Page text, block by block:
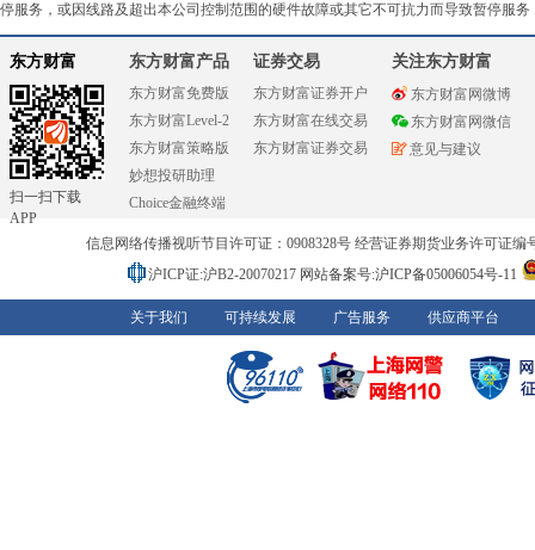
停服务，或因线路及超出本公司控制范围的硬件故障或其它不可抗力而导致暂停服
东方财富
扫一扫下载
APP
东方财富产品
东方财富免费版
东方财富Level-2
东方财富策略版
妙想投研助理
Choice金融终端
证券交易
东方财富证券开户
东方财富在线交易
东方财富证券交易
关注东方财富
东方财富网微博
东方财富网微信
意见与建议
信息网络传播视听节目许可证：0908328号 经营证券期货业务许可证编
沪ICP证:沪B2-20070217 网站备案号:沪ICP备05006054号-11
关于我们 可持续发展 广告服务 供应商平台